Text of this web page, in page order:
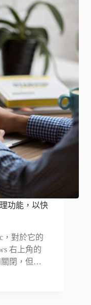
功能，以快
，對於它的
右上角的
關閉，但…